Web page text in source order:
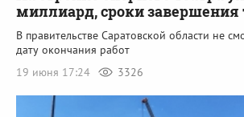
миллиард, сроки
В правительстве Саратовской области не
дату окончания работ
19 июня 17:24
3326